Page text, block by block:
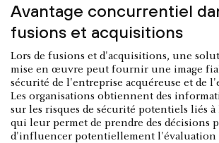
Avantage concurrentiel
fusions et acquisitions
Lors de fusions et d'acquisitions, une
mise en œuvre peut fournir une image
sécurité de l'entreprise acquéreuse et de
Les organisations obtiennent des
sur les risques de sécurité potentiels liés
qui leur permet de prendre des décisions
d'influencer potentiellement l'évaluation